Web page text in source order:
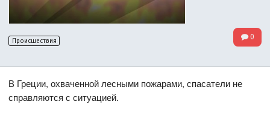
Происшествия 0
В Греции, охваченной лесными пожарами, спасатели не
справляются с ситуацией.